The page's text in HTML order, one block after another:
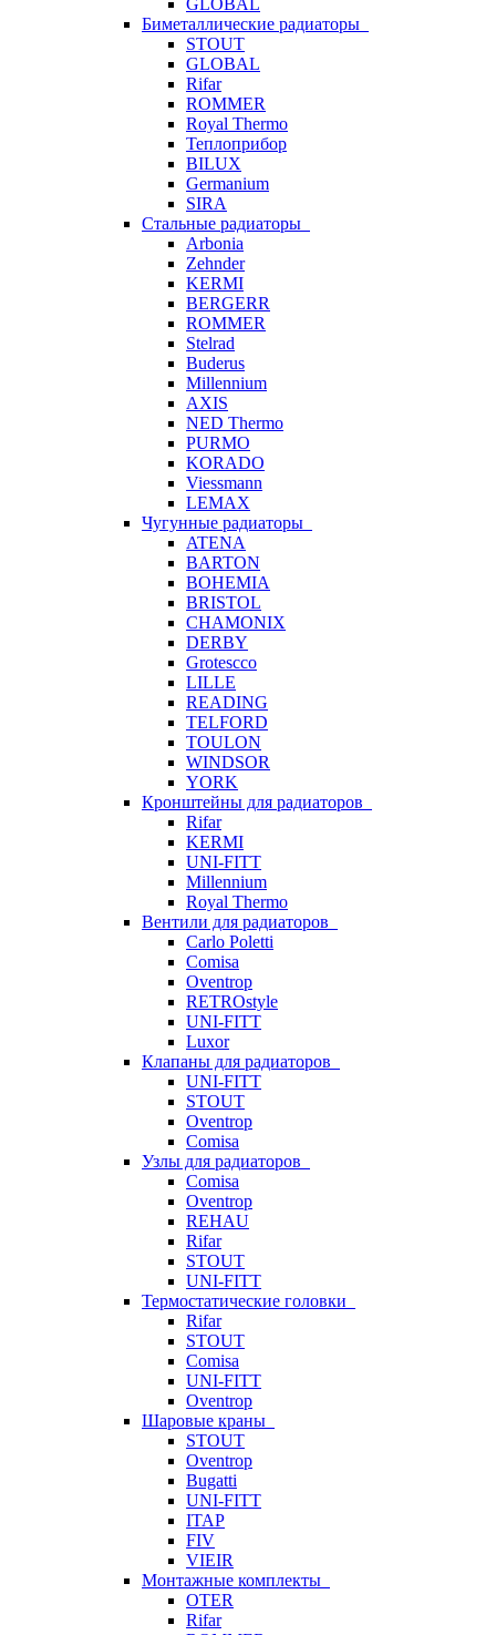
GLOBAL
Биметаллические радиаторы
STOUT
GLOBAL
Rifar
ROMMER
Royal Thermo
Теплоприбор
BILUX
Germanium
SIRA
Стальные радиаторы
Arbonia
Zehnder
KERMI
BERGERR
ROMMER
Stelrad
Buderus
Millennium
AXIS
NED Thermo
PURMO
KORADO
Viessmann
LEMAX
Чугунные радиаторы
ATENA
BARTON
BOHEMIA
BRISTOL
CHAMONIX
DERBY
Grotescco
LILLE
READING
TELFORD
TOULON
WINDSOR
YORK
Кронштейны для радиаторов
Rifar
KERMI
UNI-FITT
Millennium
Royal Thermo
Вентили для радиаторов
Carlo Poletti
Comisa
Oventrop
RETROstyle
UNI-FITT
Luxor
Клапаны для радиаторов
UNI-FITT
STOUT
Oventrop
Comisa
Узлы для радиаторов
Comisa
Oventrop
REHAU
Rifar
STOUT
UNI-FITT
Термостатические головки
Rifar
STOUT
Comisa
UNI-FITT
Oventrop
Шаровые краны
STOUT
Oventrop
Bugatti
UNI-FITT
ITAP
FIV
VIEIR
Монтажные комплекты
OTER
Rifar